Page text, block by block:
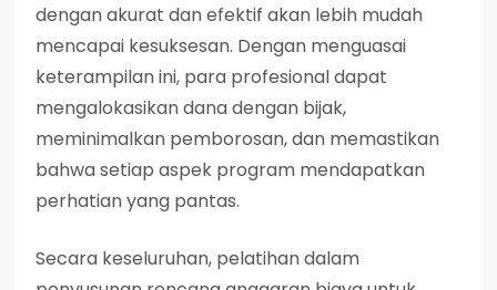
dengan akurat dan efektif akan lebih mudah
mencapai kesuksesan. Dengan menguasai
keterampilan ini, para profesional dapat
mengalokasikan dana dengan bijak,
meminimalkan pemborosan, dan memastikan
bahwa setiap aspek program mendapatkan
perhatian yang pantas.
Secara keseluruhan, pelatihan dalam